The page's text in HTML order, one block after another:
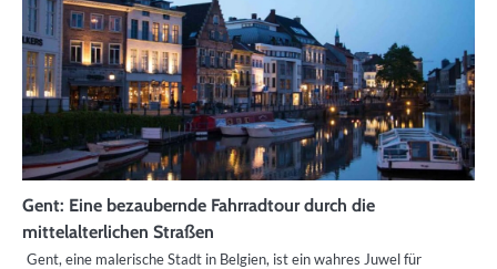
Gent: Eine bezaubernde Fahrradtour durch die
mittelalterlichen Straßen
Gent, eine malerische Stadt in Belgien, ist ein wahres Juwel für